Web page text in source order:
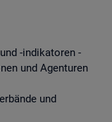
-indikatoren -
und Agenturen
und